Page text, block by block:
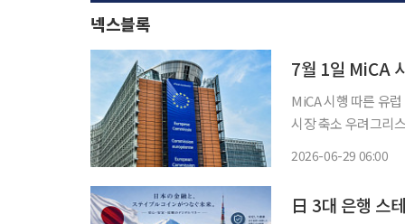
넥스블록
7월 1일 MiCA
MiCA 시행 따른 유럽
시장 축소 우려그리
2026-06-29 06:00
日 3대 은행 스